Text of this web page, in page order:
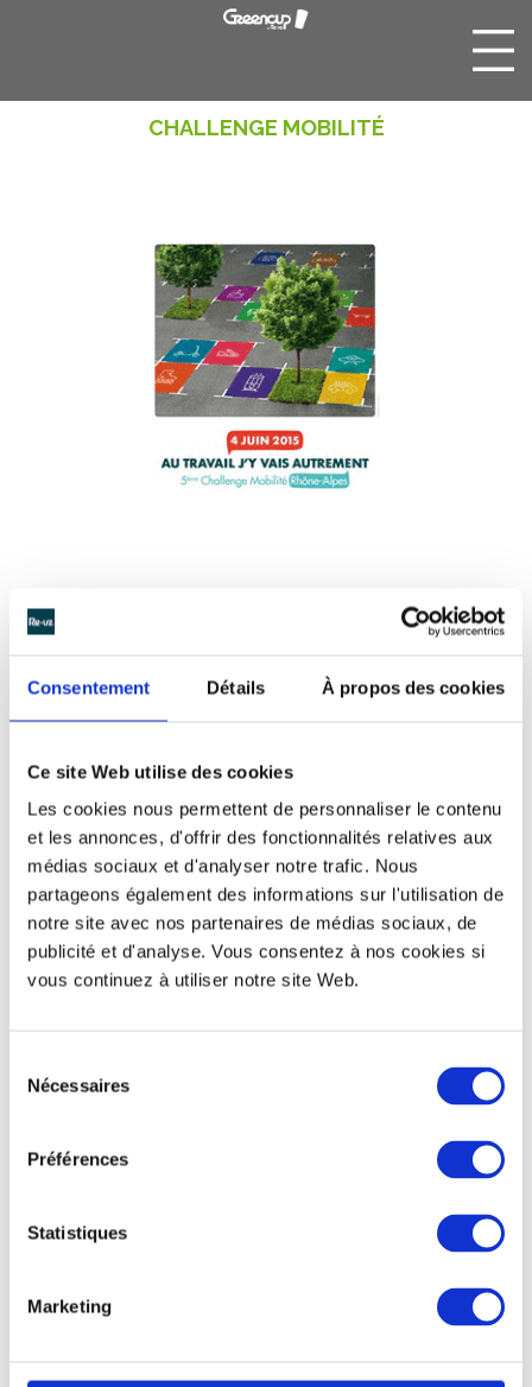
Consentement Détails À propos des cookies
Ce site Web utilise des cookies
Les cookies nous permettent de personnaliser le contenu
et les annonces, d'offrir des fonctionnalités relatives aux
médias sociaux et d'analyser notre trafic. Nous
partageons également des informations sur l'utilisation de
notre site avec nos partenaires de médias sociaux, de
publicité et d'analyse. Vous consentez à nos cookies si
vous continuez à utiliser notre site Web.
Nécessaires
Préférences
Statistiques
Marketing
CHALLENGE MOBILITÉ
Un support de communication
proposent aux entreprises et collectivités d’organiser le
temps d’une journée un événement promouvant les
travail. Très investies dans la réduction de la pollution, ils
milliers de
présents lors de
leur événement en guise de support de
gobelet
personnalisable
est le support idéal pour
durable.